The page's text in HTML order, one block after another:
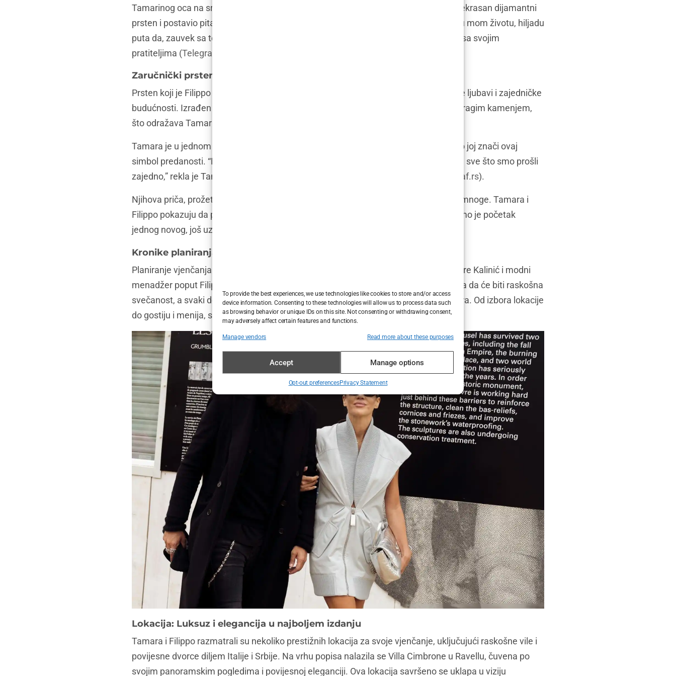
To provide the best experiences, we use technologies like cookies to store and/or access
device information. Consenting to these technologies will allow us to process data such
as browsing behavior or unique IDs on this site. Not consenting or withdrawing consent,
may adversely affect certain features and functions.
Manage vendors Read more about these purposes
Accept Manage options
Opt-out preferencesPrivacy Statement
Tamarinog oca na srpskom jeziku. Na samom mjestu prosidbe, Filippo je izvadio prekrasan dijamantni
prsten i postavio pitanje koje je Tamaru ostavilo bez daha. “Ovo je bio najljepši dan u mom životu, hiljadu
puta da, zauvek sa tobom,” napisala je Tamara na Instagramu, dijeleći sretnu vijest sa svojim
pratiteljima​​​ (Telegraf.rs
Zaručnički prsten: Simbol zauvijek
Prsten koji je Filippo odabrao za Tamaru nije samo komad nakita, već simbol njihove ljubavi i zajedničke
budućnosti. Izrađen po narudžbi, ovaj prsten krasi veliki dijamant okružen manjim dragim kamenjem,
što odražava Tamarinu eleganciju i Filippovu pažnju prema detaljima.
Tamara je u jednom od svojih YouTube videa podijelila priču o prstenu, ističući koliko joj znači ovaj
simbol predanosti. “Filippo je zaista znao što želim. Prsten je prekrasan i predstavlja sve što smo prošli
zajedno,” rekla je Tamara dok je pokazivala blistavi komad nakita na kameri​
Telegraf.rs)​.
Njihova priča, prožeta ljubavlju, smijehom i zajedničkim uspjesima, inspiracija je za mnoge. Tamara i
Filippo pokazuju da prava ljubav može prevladati sve prepreke, a njihova zaruka samo je početak
jednog novog, još uzbudljivijeg poglavlja.
Kronike planiranja vjenčanja
Planiranje vjenčanja može biti pravi izazov, a kad ste poznati influencer poput Tamare Kalinić i modni
menadžer poput Filippa Teste, taj izazov postaje još veći. Njihovo vjenčanje obećava da će biti raskošna
svečanost, a svaki detalj pažljivo je razmotren kako bi se stvorila savršena atmosfera. Od izbora lokacije
do gostiju i menija, svaki korak donosi svoj niz odluka i avantura.
Lokacija: Luksuz i elegancija u najboljem izdanju
Tamara i Filippo razmatrali su nekoliko prestižnih lokacija za svoje vjenčanje, uključujući raskošne vile i
povijesne dvorce diljem Italije i Srbije. Na vrhu popisa nalazila se Villa Cimbrone u Ravellu, čuvena po
svojim panoramskim pogledima i povijesnoj eleganciji. Ova lokacija savršeno se uklapa u viziju